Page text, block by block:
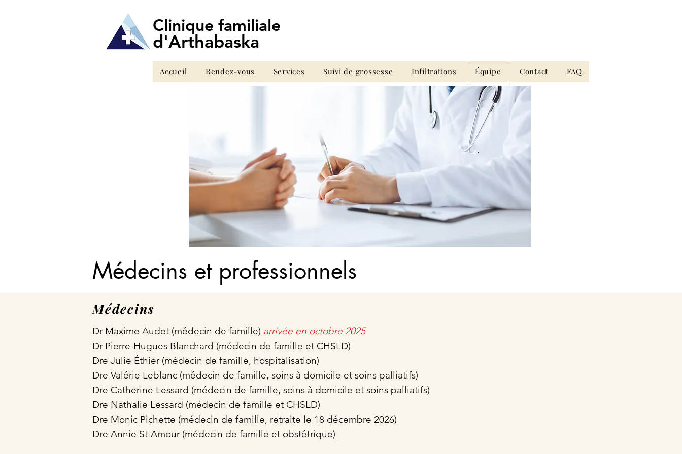
Clinique familiale
d'Arthabaska
Accueil Rendez-vous Services Suivi de grossesse Infiltrations Équipe Contact FAQ
Médecins et professionnels
Médecins
Dr Maxime Audet (médecin de famille) arrivée en octobre 2025
Dr Pierre-Hugues Blanchard (médecin de famille et CHSLD)
Dre Julie Éthier (médecin de famille, hospitalisation)
Dre Valérie Leblanc (médecin de famille, soins à domicile et soins palliatifs)
Dre Catherine Lessard (médecin de famille, soins à domicile et soins palliatifs)
Dre Nathalie Lessard (médecin de famille et CHSLD)
Dre Monic Pichette (médecin de famille, retraite le 18 décembre 2026)
Dre Annie St-Amour (médecin de famille et obstétrique)